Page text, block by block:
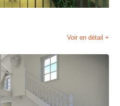
Voir en détail +